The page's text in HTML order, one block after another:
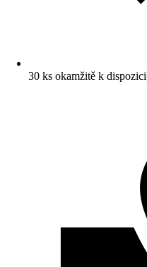
30 ks okamžitě k dispozici